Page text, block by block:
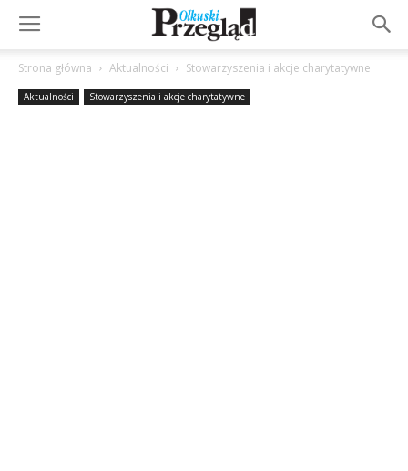
Strona główna Aktualności Stowarzyszenia i akcje charytatywne
Aktualności Stowarzyszenia i akcje charytatywne